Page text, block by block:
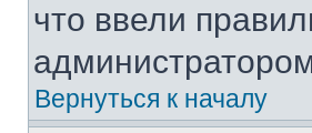
что ввели
Вернуться к началу